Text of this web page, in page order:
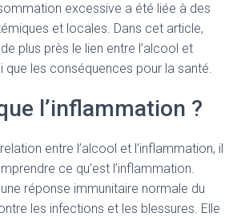
excessive a été liée à des
et locales. Dans cet article,
plus près le lien entre l’alcool et
que les conséquences pour la santé.
l’inflammation ?
entre l’alcool et l’inflammation, il
ce qu’est l’inflammation.
réponse immunitaire normale du
les infections et les blessures. Elle